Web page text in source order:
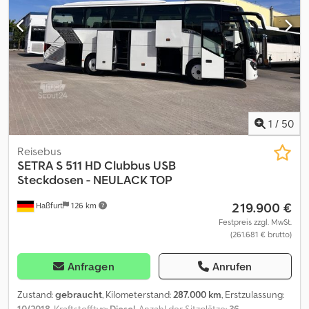
Fahrzeug mit digitalem Kontrollgerät ausgerüstet
Länge/Breite/Höhe (mm): 12700/2550/3560 Alkoholtester Schloss
Extras Vermietung möglich
1 / 50
Haßfurt 126 km
Reisebus
SETRA S 511 HD Clubbus USB
Steckdosen - NEULACK TOP
219.900 €
Festpreis zzgl. MwSt.
(261.681 € brutto)
Anfragen Anrufen
Zustand:gebraucht, Kilometerstand:287.000 km, Erstzulassung: